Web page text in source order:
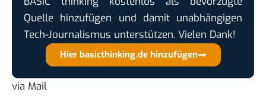
Quelle hinzufügen und damit unabhängigen
Tech-Journalismus unterstützen. Vielen Dank!
Hier basicthinking.de hinzufügen
via Mail